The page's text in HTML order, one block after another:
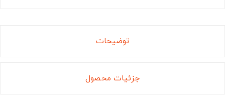
توضیحات
جزئیات محصول